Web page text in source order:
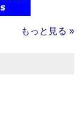
もっと見る »